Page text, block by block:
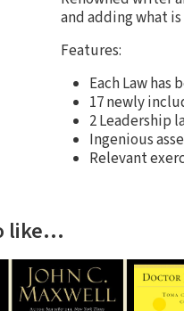
and adding what
Features:
Each Law
17 newly
2 Leadership
Ingenious
Relevant
like…